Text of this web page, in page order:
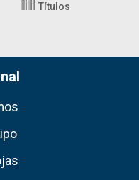
Títulos